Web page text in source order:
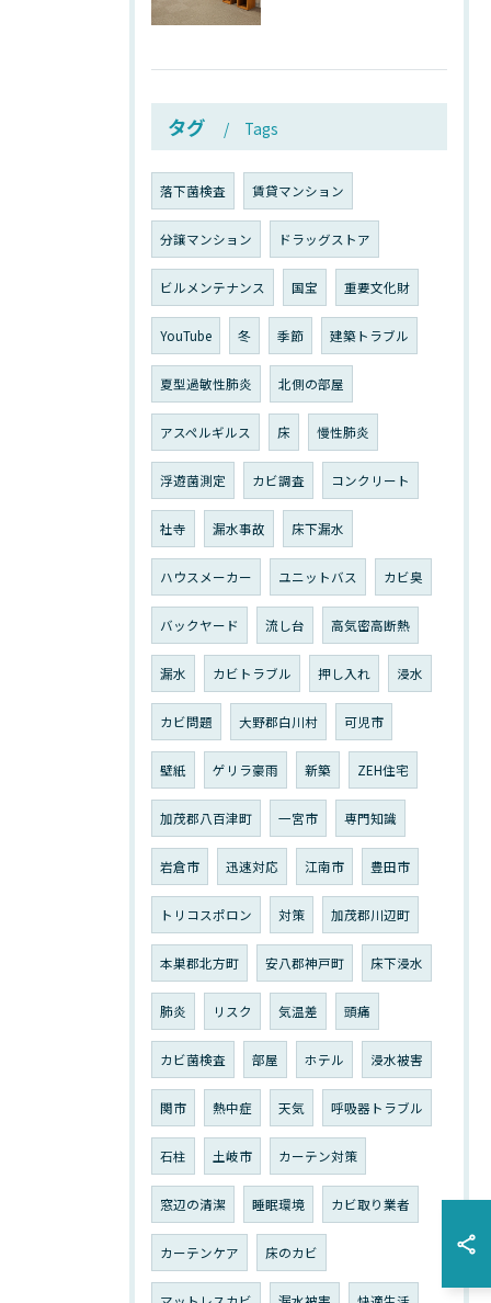
タグ Tags
落下菌検査 賃貸マンション
分譲マンション ドラッグストア
ビルメンテナンス 国宝 重要文化財
YouTube 冬 季節 建築トラブル
夏型過敏性肺炎 北側の部屋
アスペルギルス 床 慢性肺炎
浮遊菌測定 カビ調査 コンクリート
社寺 漏水事故 床下漏水
ハウスメーカー ユニットバス カビ臭
バックヤード 流し台 高気密高断熱
漏水 カビトラブル 押し入れ 浸水
カビ問題 大野郡白川村 可児市
壁紙 ゲリラ豪雨 新築 ZEH住宅
加茂郡八百津町 一宮市 専門知識
岩倉市 迅速対応 江南市 豊田市
トリコスポロン 対策 加茂郡川辺町
本巣郡北方町 安八郡神戸町 床下浸水
肺炎 リスク 気温差 頭痛
カビ菌検査 部屋 ホテル 浸水被害
関市 熱中症 天気 呼吸器トラブル
石柱 土岐市 カーテン対策
窓辺の清潔 睡眠環境 カビ取り業者
カーテンケア 床のカビ